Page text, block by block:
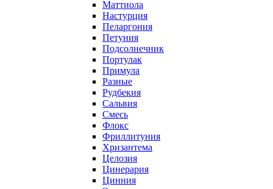
Маттиола
Настурция
Пеларгония
Петуния
Подсолнечник
Портулак
Примула
Разные
Рудбекия
Сальвия
Смесь
Флокс
Фриллитуния
Хризантема
Целозия
Цинерария
Цинния